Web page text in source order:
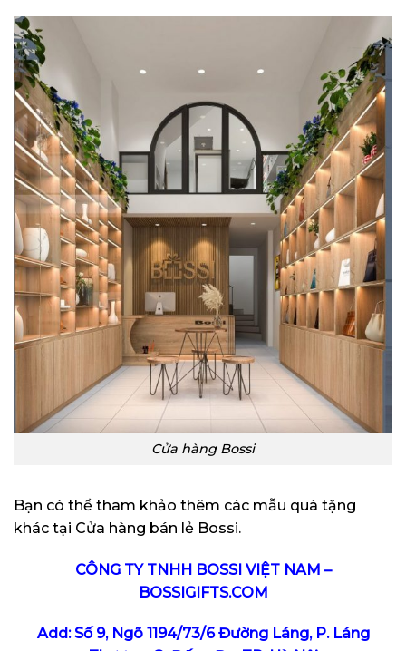
Cửa hàng Bossi
Bạn có thể tham khảo thêm các mẫu quà tặng
khác tại Cửa hàng bán lẻ Bossi.
CÔNG TY TNHH BOSSI VIỆT NAM –
BOSSIGIFTS.COM
Add: Số 9, Ngõ 1194/73/6 Đường Láng, P. Láng